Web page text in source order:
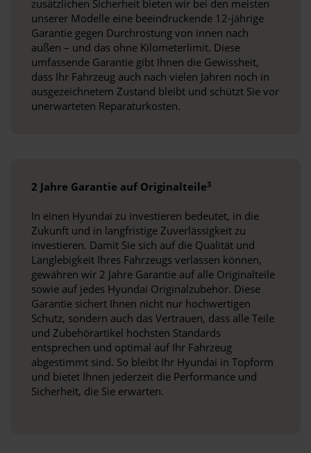
zusätzlichen Sicherheit bieten wir bei den meisten
unserer Modelle eine beeindruckende 12-jährige
Garantie gegen Durchrostung von innen nach
außen – und das ohne Kilometerlimit. Diese
umfassende Garantie gibt Ihnen die Gewissheit,
dass Ihr Fahrzeug auch nach vielen Jahren noch in
ausgezeichnetem Zustand bleibt und schützt Sie vor
unerwarteten Reparaturkosten.
2 Jahre Garantie auf Originalteile3
In einen Hyundai zu investieren bedeutet, in die
Zukunft und in langfristige Zuverlässigkeit zu
investieren. Damit Sie sich auf die Qualität und
Langlebigkeit Ihres Fahrzeugs verlassen können,
gewähren wir 2 Jahre Garantie auf alle Originalteile
sowie auf jedes Hyundai Originalzubehör. Diese
Garantie sichert Ihnen nicht nur hochwertigen
Schutz, sondern auch das Vertrauen, dass alle Teile
und Zubehörartikel höchsten Standards
entsprechen und optimal auf Ihr Fahrzeug
abgestimmt sind. So bleibt Ihr Hyundai in Topform
und bietet Ihnen jederzeit die Performance und
Sicherheit, die Sie erwarten.